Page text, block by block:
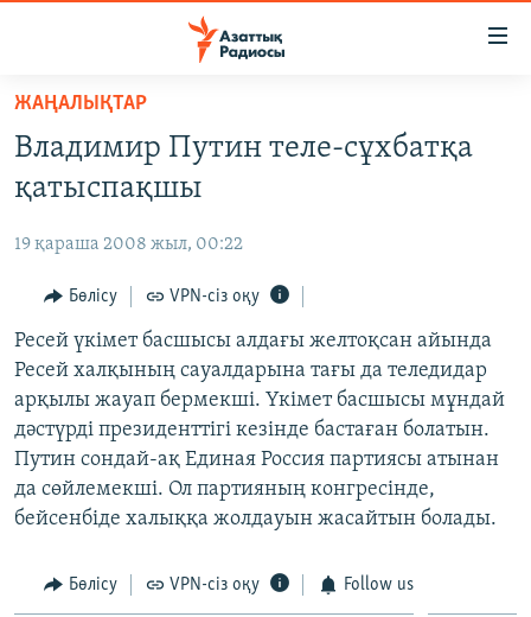
Skip
main
content
to
Navigation
Skip
to
Search
САЯСАТ
ҚАҢТАР ОҚИҒАСЫ
АДАМ ҚҰҚЫҚТАРЫ
ӘЛЕУМЕТ
ӘЛЕМ
АРНАЙЫ ЖОБАЛАР
Русский
ЖАҢАЛЫҚТАР
Владимир Путин теле-сұхбатқа
қатыспақшы
19 қараша 2008 жыл, 00:22
Бөлісу VPN-сіз оқу
Ресей үкімет басшысы алдағы желтоқсан айында
Ресей халқының сауалдарына тағы да теледидар
арқылы жауап бермекші. Үкімет басшысы мұндай
дәстүрді президенттігі кезінде бастаған болатын.
Путин сондай-ақ Единая Россия партиясы атынан
да сөйлемекші. Ол партияның конгресінде,
бейсенбіде халыққа жолдауын жасайтын болады.
Бөлісу VPN-сіз оқу Follow us